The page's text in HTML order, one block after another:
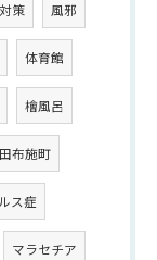
策 風邪
体育館
檜風呂
布施町
ス症
マラセチア